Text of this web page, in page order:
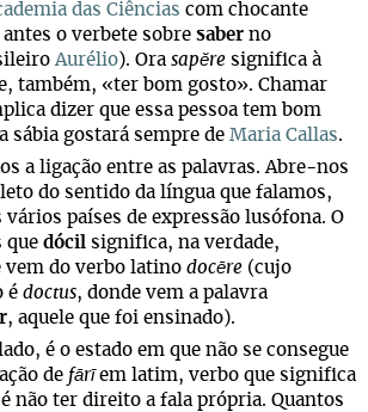
das Ciências com chocante
o verbete sobre saber no
Aurélio). Ora sapĕre significa à
também, «ter bom gosto». Chamar
dizer que essa pessoa tem bom
sábia gostará sempre de Maria Callas.
a ligação entre as palavras. Abre-nos
do sentido da língua que falamos,
países de expressão lusófona. O
que dócil significa, na verdade,
vem do verbo latino docēre (cujo
é doctus, donde vem a palavra
, aquele que foi ensinado).
é o estado em que não se consegue
de fārīem latim, verbo que significa
não ter direito a fala própria. Quantos